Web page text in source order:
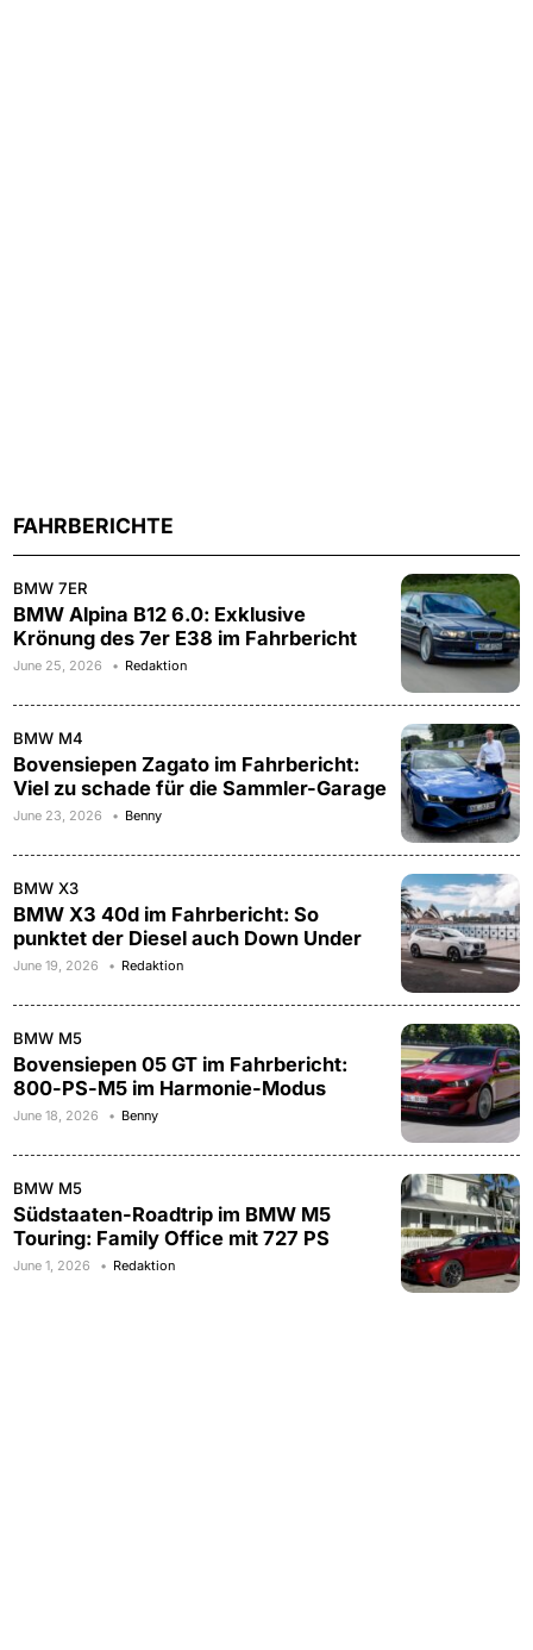
FAHRBERICHTE
BMW 7ER
BMW Alpina B12 6.0: Exklusive
Krönung des 7er E38 im Fahrbericht
June 25, 2026 Redaktion
BMW M4
Bovensiepen Zagato im Fahrbericht:
Viel zu schade für die Sammler-Garage
June 23, 2026 Benny
BMW X3
BMW X3 40d im Fahrbericht: So
punktet der Diesel auch Down Under
June 19, 2026 Redaktion
BMW M5
Bovensiepen 05 GT im Fahrbericht:
800-PS-M5 im Harmonie-Modus
June 18, 2026 Benny
BMW M5
Südstaaten-Roadtrip im BMW M5
Touring: Family Office mit 727 PS
June 1, 2026 Redaktion